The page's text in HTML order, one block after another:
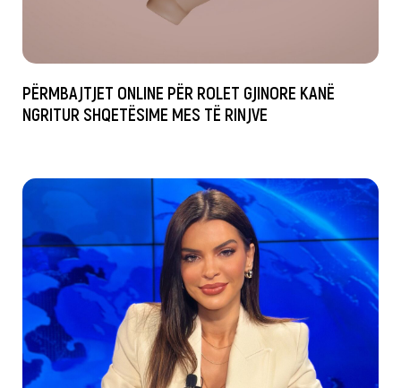
PËRMBAJTJET ONLINE PËR ROLET GJINORE KANË
NGRITUR SHQETËSIME MES TË RINJVE